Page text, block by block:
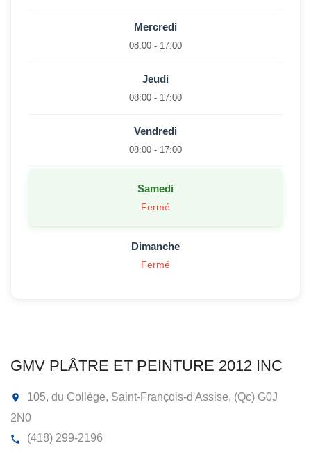
Mercredi
08:00 - 17:00
Jeudi
08:00 - 17:00
Vendredi
08:00 - 17:00
Samedi
Fermé
Dimanche
Fermé